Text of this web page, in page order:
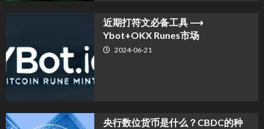
近期打符文必备工具 ⟶
Ybot+OKX Runes市场
2024-06-21
央行数位货币是什么？CBDC的种